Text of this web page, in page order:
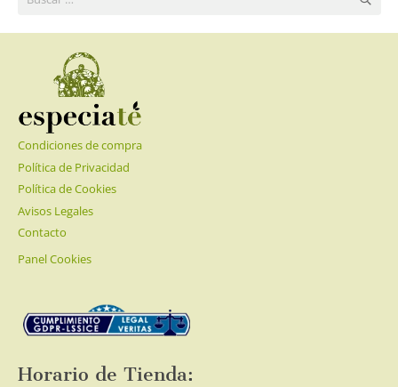
Condiciones de compra
Política de Privacidad
Política de Cookies
Avisos Legales
Contacto
Panel Cookies
Horario de Tienda: